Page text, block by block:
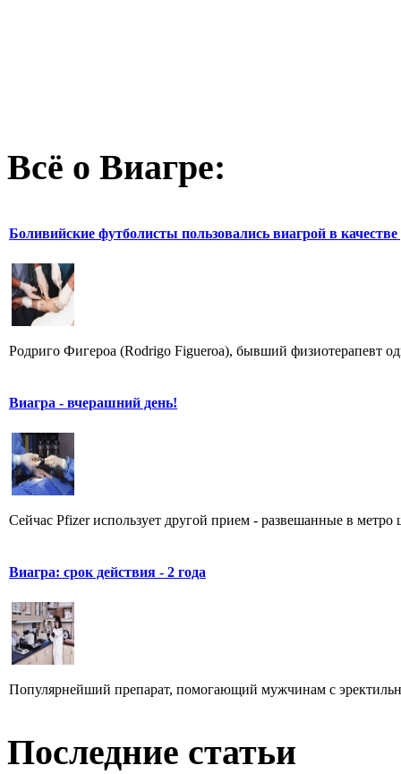
Всё о Виагре:
Боливийские футболисты пользовались виагрой в качестве
Родриго Фигероа (Rodrigo Figueroa), бывший физиотерапевт
Виагра - вчерашний день!
Сейчас Pfizer использует другой прием - развешанные в
Виагра: срок действия - 2 года
Популярнейший препарат, помогающий мужчинам с
Последние статьи